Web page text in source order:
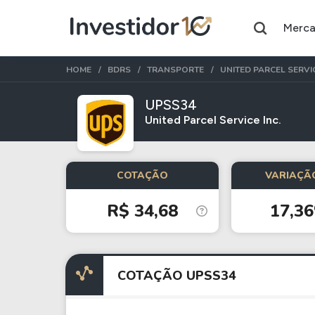
Assuntos do momento
Índice
Ibovespa
Índice
Ações
Taesa
Itausa
Ambev
FIIs
XPML11
RECR11
HOME BDRS TRANSPORTE UNITED PARCEL
UPSS34
United Parcel Service Inc.
COTAÇÃO
R$ 34,68
COTAÇÃO UPSS34